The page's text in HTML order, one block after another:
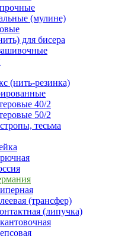
(мулине)
для бисера
(нить-резинка)
40/2
50/2
тесьма
(трансфер)
(липучка)